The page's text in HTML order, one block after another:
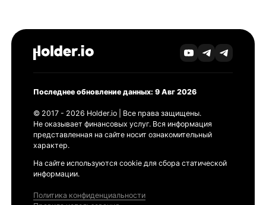
Последнее обновление данных: 9 Авг 2026
© 2017 - 2026 Holder.io | Все права защищены.
Не оказывает финансовых услуг. Вся информация
представленная на сайте носит ознакомительный
характер.
На сайте используются cookie для сбора статической
информации.
Политика конфиденциальности